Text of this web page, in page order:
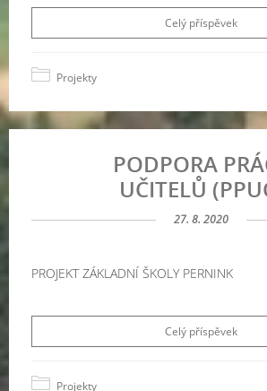
Celý příspěvek
Projekty
PODPORA
UČITELŮ
27. 8. 2020
PROJEKT ZÁKLADNÍ ŠKOLY PERNINK
Celý příspěvek
Projekty